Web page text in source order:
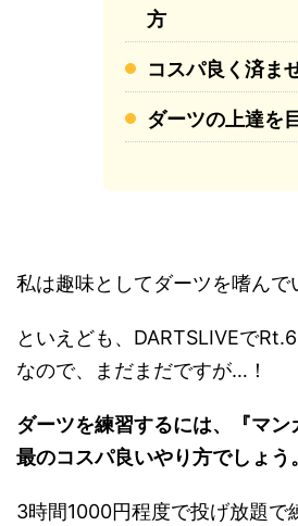
方
コスパ良く済ま
ダーツの上達を
私は趣味としてダーツを嗜んで
といえども、DARTSLIVEで
なので、まだまだですが…！
ダーツを練習するには、『マ
最のコスパ良いやり方でしょう。
3時間1000円程度で投げ放題で